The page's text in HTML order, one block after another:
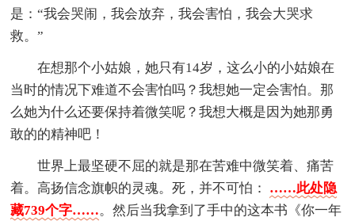
是：“我会哭闹，我会放弃，我会害怕，我会大哭求
救。”
在想那个小姑娘，她只有14岁，这么小的小姑娘在
当时的情况下难道不会害怕吗？我想她一定会害怕。那
么她为什么还要保持着微笑呢？我想大概是因为她那勇
敢的的精神吧！
世界上最坚硬不屈的就是那在苦难中微笑着、痛苦
着。高扬信念旗帜的灵魂。死，并不可怕： ……此处隐
藏739个字……。然后当我拿到了手中的这本书《你一年